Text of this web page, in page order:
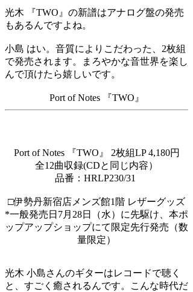
光木 『TWO』の新譜はアナログ盤の発売
もあるんですよね。
小島 はい。音質によりこだわった、2枚組
で発売されます。まろやかな音世界を楽し
んで頂けたら嬉しいです。
Port of Notes『TWO 』
Port of Notes『TWO 』 2枚組LP 4,180円
全12曲収録(CDと同じ内容）
品番： HRLP230/31
□伊勢丹新宿店メンズ館1階 レザーグッズ
*一般発売日7月28日（水）に先駆け、本ポ
ップアップショップにて限定先行発売（数
量限定）
光木 小島さんのギターはレコードで聴く
と、すごく癒されるんです。こんな時代だ